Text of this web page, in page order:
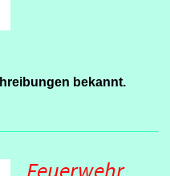
bekannt.